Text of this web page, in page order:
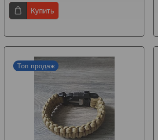
Купить
Топ продаж